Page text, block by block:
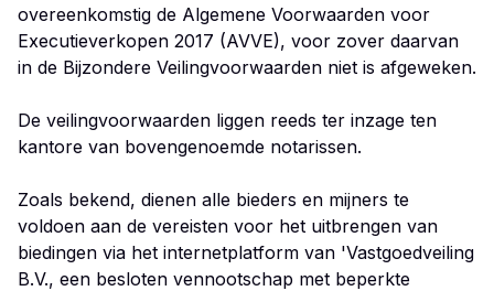
overeenkomstig de Algemene Voorwaarden voor
Executieverkopen 2017 (AVVE), voor zover daarvan
in de Bijzondere Veilingvoorwaarden niet is afgeweken.
De veilingvoorwaarden liggen reeds ter inzage ten
kantore van bovengenoemde notarissen.
Zoals bekend, dienen alle bieders en mijners te
voldoen aan de vereisten voor het uitbrengen van
biedingen via het internetplatform van 'Vastgoedveiling
B.V., een besloten vennootschap met beperkte